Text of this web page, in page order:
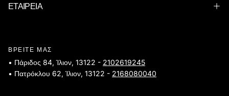
ΕΤΑΙΡΕΙΑ
ΒΡΕΙΤΕ ΜΑΣ
• Πάριδος 84, Ίλιον, 13122 - 2102619245
• Πατρόκλου 62, Ίλιον, 13122 - 2168080040